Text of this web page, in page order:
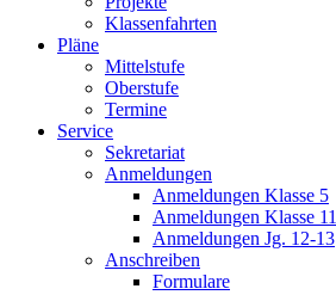
Klassenfahrten
Pläne
Mittelstufe
Oberstufe
Termine
Service
Sekretariat
Anmeldungen
Anmeldungen Klasse 5
Anmeldungen Klasse 11
Anmeldungen Jg. 12-13
Anschreiben
Formulare